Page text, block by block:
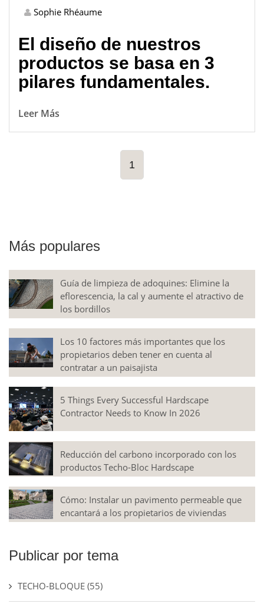
Sophie Rhéaume
El diseño de nuestros
productos se basa en 3
pilares fundamentales.
Leer Más
1
Más populares
Guía de limpieza de adoquines: Elimine la
eflorescencia, la cal y aumente el atractivo de
los bordillos
Los 10 factores más importantes que los
propietarios deben tener en cuenta al
contratar a un paisajista
5 Things Every Successful Hardscape
Contractor Needs to Know In 2026
Reducción del carbono incorporado con los
productos Techo-Bloc Hardscape
Cómo: Instalar un pavimento permeable que
encantará a los propietarios de viviendas
Publicar por tema
TECHO-BLOQUE (55)